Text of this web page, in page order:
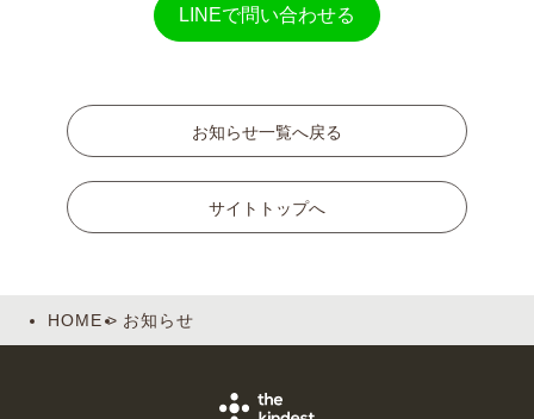
LINEで問い合わせる
お知らせ一覧へ戻る
サイトトップへ
HOME お知らせ